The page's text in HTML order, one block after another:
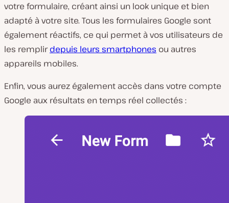
votre formulaire, créant ainsi un look unique et bien
adapté à votre site. Tous les formulaires Google sont
également réactifs, ce qui permet à vos utilisateurs de
les remplirdepuis leurs smartphones ou autres
appareils mobiles.
Enfin, vous aurez également accès dans votre compte
Google aux résultats en temps réel collectés :